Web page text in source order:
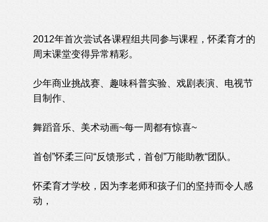
2012年首次尝试各课程组共同参与课程，怀柔育才的
周末课堂变得异常精彩。
少年商业挑战赛、趣味科普实验、戏剧表演、电视节
目制作、
舞蹈音乐、美术动画~每一周都有惊喜~
首创”怀柔三问“反馈形式，首创”万能助教“团队。
怀柔育才学校，因为李老师和孩子们的坚持而令人感
动，